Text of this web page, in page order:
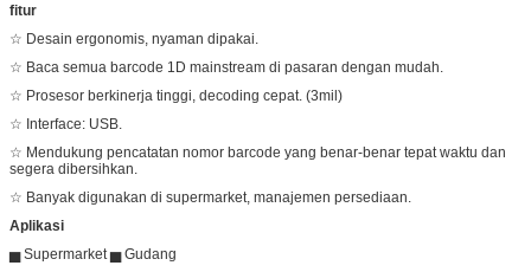
fitur
☆ Desain ergonomis, nyaman dipakai.
☆ Baca semua barcode 1D mainstream di pasaran dengan mudah.
☆ Prosesor berkinerja tinggi, decoding cepat. (3mil)
☆ Interface: USB.
☆ Mendukung pencatatan nomor barcode yang benar-benar tepat waktu dan
segera dibersihkan.
☆ Banyak digunakan di supermarket, manajemen persediaan.
Aplikasi
▅ Supermarket ▅ Gudang